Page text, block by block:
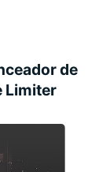
de
Limiter